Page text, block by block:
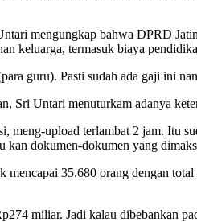
mengungkap bahwa DPRD
keluarga, termasuk biaya
guru). Pasti sudah ada gaji ini
Sri Untari menuturkam adanya
meng-upload terlambat 2 jam. Itu
dokumen-dokumen yang
mencapai 35.680 orang dengan
miliar. Jadi kalau dibebankan